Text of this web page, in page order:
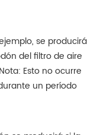
se producirá
del filtro de aire
Esto no ocurre
un período